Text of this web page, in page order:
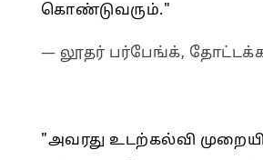
கொண்டுவரும்."
— லூதர் பர்பேங்க்,
"அவரது உடற்கல்வி